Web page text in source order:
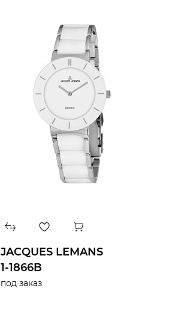
JACQUES LEMANS
1-1866B
под заказ